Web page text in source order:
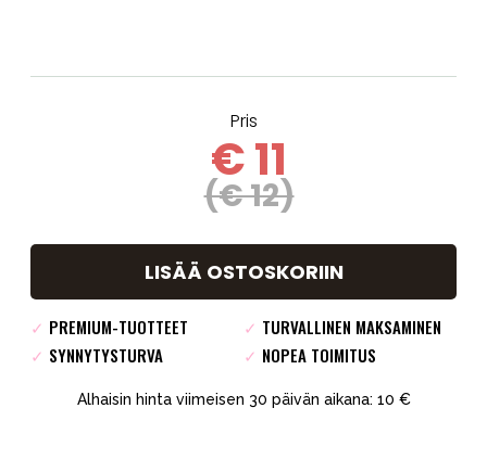
Pris
€ 11
(€ 12)
LISÄÄ OSTOSKORIIN
✓ PREMIUM-TUOTTEET ✓ TURVALLINEN MAKSAMINEN
✓ SYNNYTYSTURVA ✓ NOPEA TOIMITUS
Alhaisin hinta viimeisen 30 päivän aikana: 10 €